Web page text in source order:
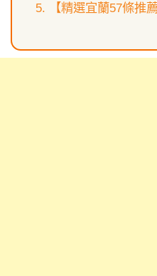
【精選宜蘭57條推